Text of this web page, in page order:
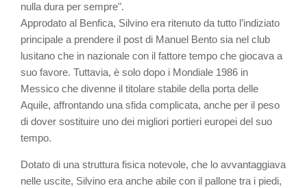
nulla dura per sempre".
Approdato al Benfica, Silvino era ritenuto da tutto l’indiziato
principale a prendere il post di Manuel Bento sia nel club
lusitano che in nazionale con il fattore tempo che giocava a
suo favore. Tuttavia, è solo dopo i Mondiale 1986 in
Messico che divenne il titolare stabile della porta delle
Aquile, affrontando una sfida complicata, anche per il peso
di dover sostituire uno dei migliori portieri europei del suo
tempo.
Dotato di una struttura fisica notevole, che lo avvantaggiava
nelle uscite, Silvino era anche abile con il pallone tra i piedi,